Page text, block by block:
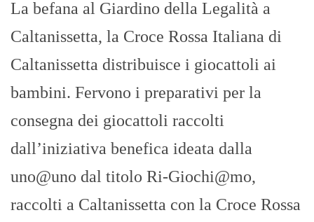
La befana al Giardino della Legalità a
Caltanissetta, la Croce Rossa Italiana di
Caltanissetta distribuisce i giocattoli ai
bambini. Fervono i preparativi per la
consegna dei giocattoli raccolti
dall’iniziativa benefica ideata dalla
uno@uno dal titolo Ri-Giochi@mo,
raccolti a Caltanissetta con la Croce Rossa